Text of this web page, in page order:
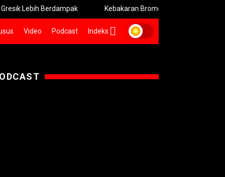
Berdampak Kebakaran Bromo Meluas Pemadaman
Video Podcast Indeks